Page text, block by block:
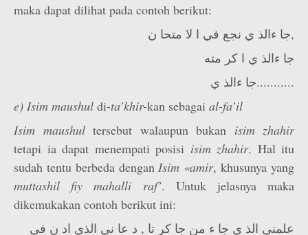
maka dapat dilihat pada contoh berikut:
جا ءالذ ي نجع في ا لا متحا ن,
جا ءالذ ي ا كر مته
جا ءالذ ي...........
e) Isim maush­ul di-ta’khir-kan sebagai al-fa’il
Isim maushultersebut walaupun bukan isim zhahir
tetapi ia dapat menempati posisi isim zhahir. Hal itu
sudah tentu berbeda denganIsim «amir, khusunya yang
muttashil fiy mahalli raf’. Untuk jelasnya maka
dikemukakan contoh berikut ini:
علمني الذ ي جا ء من جا كر تا , د عا ني الذي اد ن في